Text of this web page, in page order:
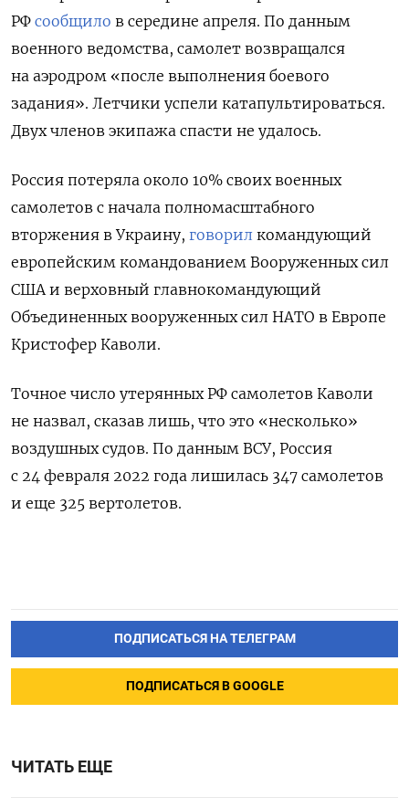
РФ сообщило в середине апреля. По данным
военного ведомства, самолет возвращался
на аэродром «после выполнения боевого
задания». Летчики успели катапультироваться.
Двух членов экипажа спасти не удалось.
Россия потеряла около 10% своих военных
самолетов с начала полномасштабного
вторжения в Украину, говорил командующий
европейским командованием Вооруженных сил
США и верховный главнокомандующий
Объединенных вооруженных сил НАТО в Европе
Кристофер Каволи.
Точное число утерянных РФ самолетов Каволи
не назвал, сказав лишь, что это «несколько»
воздушных судов. По данным ВСУ, Россия
с 24 февраля 2022 года лишилась 347 самолетов
и еще 325 вертолетов.
ПОДПИСАТЬСЯ НА ТЕЛЕГРАМ
ПОДПИСАТЬСЯ В GOOGLE
ЧИТАТЬ ЕЩЕ